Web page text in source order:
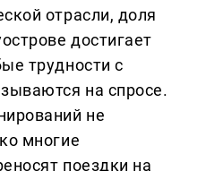
отрасли, доля
достигает
трудности с
на спросе.
не
многие
поездки на